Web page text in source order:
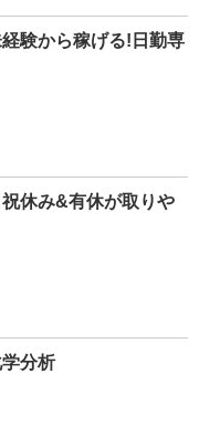
験から稼げる!日勤専
祝休み&有休が取り
分析